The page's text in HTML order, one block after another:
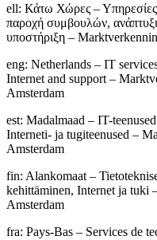
ell: Κάτω Χώρες – Υπηρεσίες
παροχή συμβουλών,
υποστήριξη –
eng: Netherlands – IT
Internet and support –
Amsterdam
est: Madalmaad – IT-
Interneti- ja tugiteenused –
Amsterdam
fin: Alankomaat –
kehittäminen, Internet ja tuki
Amsterdam
fra: Pays-Bas – Services de